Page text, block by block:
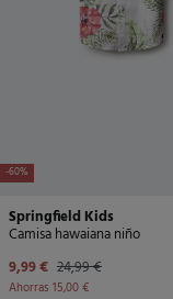
-60%
Springfield Kids
Camisa hawaiana niño
9,99 € 24,99 €
Ahorras 15,00 €